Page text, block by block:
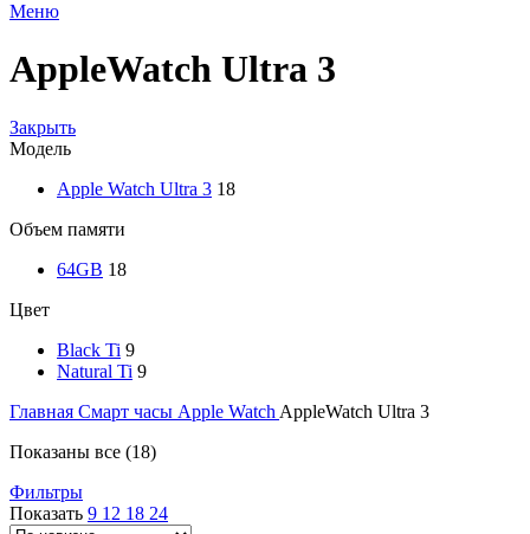
Меню
AppleWatch Ultra 3
Закрыть
Модель
Apple Watch Ultra 3 18
Объем памяти
64GB 18
Цвет
Black Ti 9
Natural Ti 9
Главная Смарт часы Apple Watch AppleWatch Ultra 3
Показаны все (18)
Фильтры
Показать 9 12 18 24